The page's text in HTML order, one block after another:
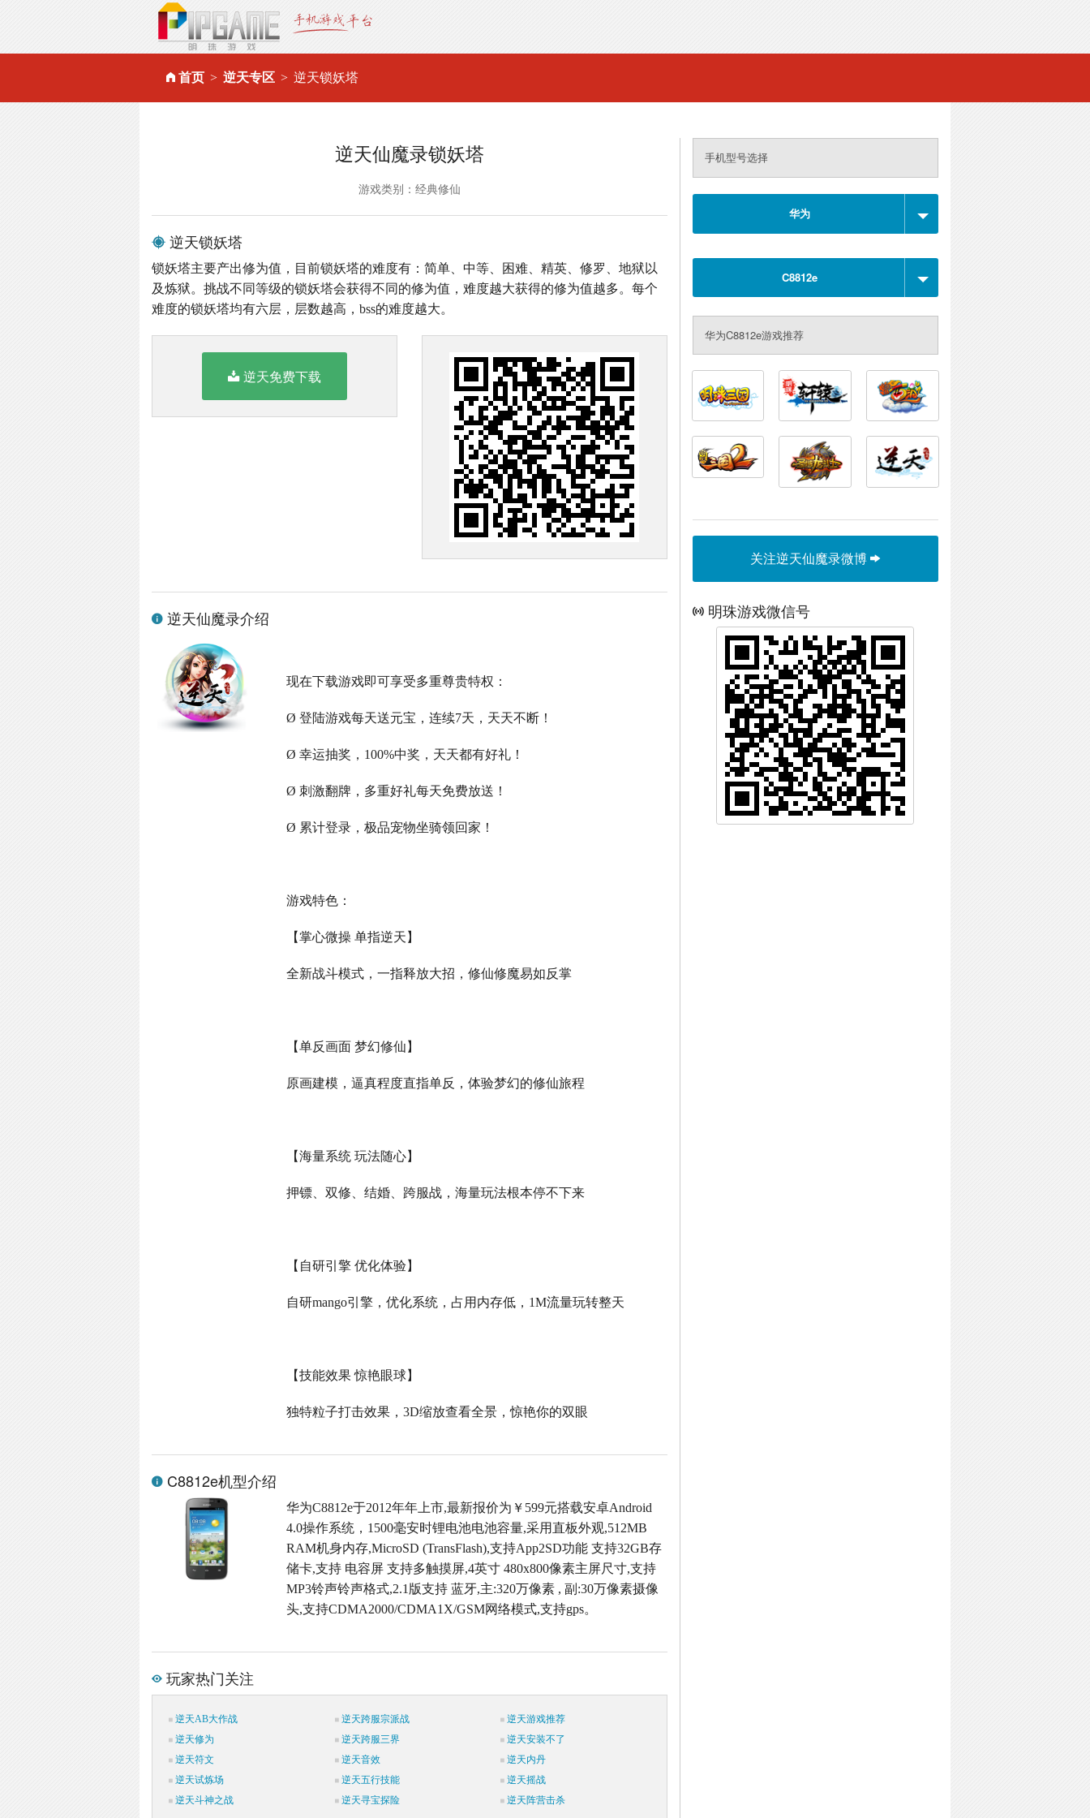
首页 逆天专区 逆天锁妖塔
逆天仙魔录锁妖塔
游戏类别：经典修仙
逆天锁妖塔
锁妖塔主要产出修为值，目前锁妖塔的难度有：简单、中等、困难、精英、修罗、地狱以
及炼狱。挑战不同等级的锁妖塔会获得不同的修为值，难度越大获得的修为值越多。每个
难度的锁妖塔均有六层，层数越高，bss的难度越大。
逆天免费下载
逆天仙魔录介绍
现在下载游戏即可享受多重尊贵特权：
Ø 登陆游戏每天送元宝，连续7天，天天不断！
Ø 幸运抽奖，100%中奖，天天都有好礼！
Ø 刺激翻牌，多重好礼每天免费放送！
Ø 累计登录，极品宠物坐骑领回家！
游戏特色：
【掌心微操 单指逆天】
全新战斗模式，一指释放大招，修仙修魔易如反掌
【单反画面 梦幻修仙】
原画建模，逼真程度直指单反，体验梦幻的修仙旅程
【海量系统 玩法随心】
押镖、双修、结婚、跨服战，海量玩法根本停不下来
【自研引擎 优化体验】
自研mango引擎，优化系统，占用内存低， 1M流量玩转整天
【技能效果 惊艳眼球】
独特粒子打击效果，3D缩放查看全景，惊艳你的双眼
C8812e机型介绍
华为C8812e于2012年年上市,最新报价为￥599元搭载安卓Android
4.0操作系统，1500毫安时锂电池电池容量,采用直板外观,512MB
RAM机身内存,MicroSD (TransFlash),支持App2SD功能 支持32GB存
储卡,支持 电容屏 支持多触摸屏,4英寸 480x800像素主屏尺寸,支持
MP3铃声铃声格式,2.1版支持 蓝牙,主:320万像素 , 副:30万像素摄像
头,支持CDMA2000/CDMA1X/GSM网络模式,支持gps。
玩家热门关注
逆天AB大作战 逆天跨服宗派战
逆天游戏推荐
逆天修为
逆天跨服三界
逆天安装不了
逆天符文
逆天音效
逆天内丹
逆天试炼场
逆天五行技能
逆天摇战
逆天斗神之战
逆天寻宝探险 逆天阵营击杀
手机型号选择
华为
C8812e
华为C8812e游戏推荐
关注逆天仙魔录微博
明珠游戏微信号